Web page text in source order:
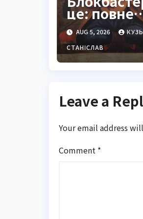
це: повне
історія та
сучасне
значення
AUG 5, 2026
СТАНІСЛАВ
Leave a
Your email address
Comment *